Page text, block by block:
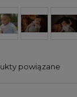
powiązane